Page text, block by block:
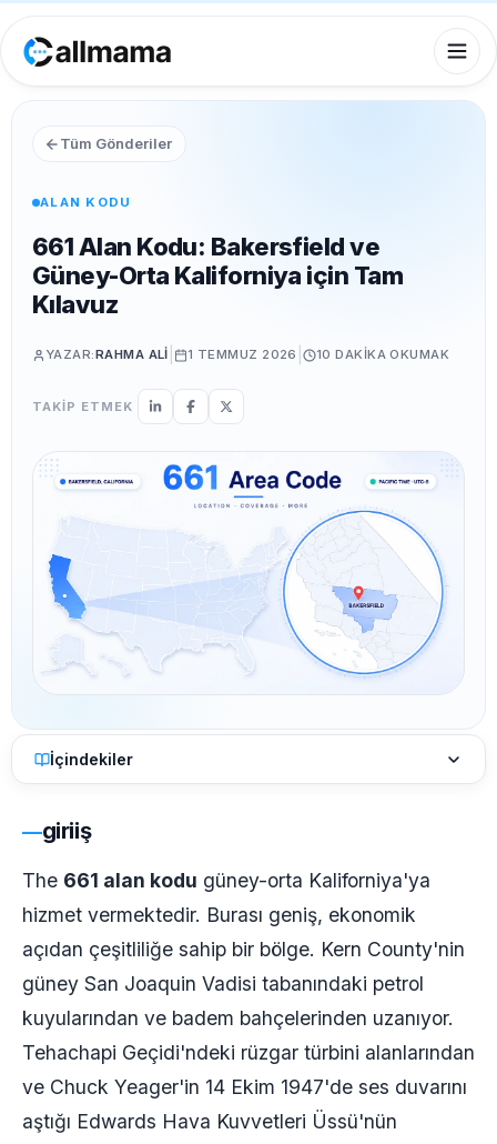
Tüm Gönderiler
ALAN KODU
661 Alan Kodu: Bakersfield ve
Güney-Orta Kaliforniya için Tam
Kılavuz
YAZAR:RAHMA ALI 1 TEMMUZ 2026 10 DAKIKA OKUMAK
TAKİP ETMEK
İçindekiler
giriiş
The 661 alan kodu güney-orta Kaliforniya'ya
hizmet vermektedir. Burası geniş, ekonomik
açıdan çeşitliliğe sahip bir bölge. Kern County'nin
güney San Joaquin Vadisi tabanındaki petrol
kuyularından ve badem bahçelerinden uzanıyor.
Tehachapi Geçidi'ndeki rüzgar türbini alanlarından
ve Chuck Yeager'in 14 Ekim 1947'de ses duvarını
aştığı Edwards Hava Kuvvetleri Üssü'nün